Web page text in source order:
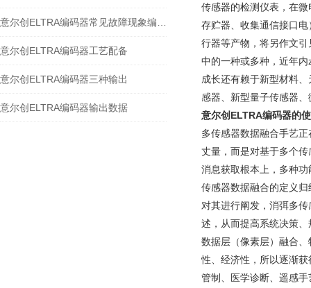
意尔创ELTRA编码器工艺配备
意尔创ELTRA编码器三种输出
意尔创ELTRA编码器输出数据
传感器的检测仪表，在
存贮器、收集通信接口
行器等产物，将另作文
中的一种或多种，近年
成长还有赖于新型材料
感器、新型量子传感器
意尔创ELTRA编码器的
多传感器数据融合手艺
丈量，而是对基于多个
消息获取根本上，多种
传感器数据融合的定义
对其进行阐发，消弭多
述，从而提高系统决策
数据层（像素层）融合
性、经济性，所以逐渐
管制、医学诊断、遥感手